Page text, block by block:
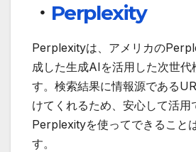
・ Perplexity
Perplexityは、アメリカの
成した生成AIを活用した次世代
す。検索結果に情報源である
けてくれるため、安心して活用
Perplexityを使ってできること
す。